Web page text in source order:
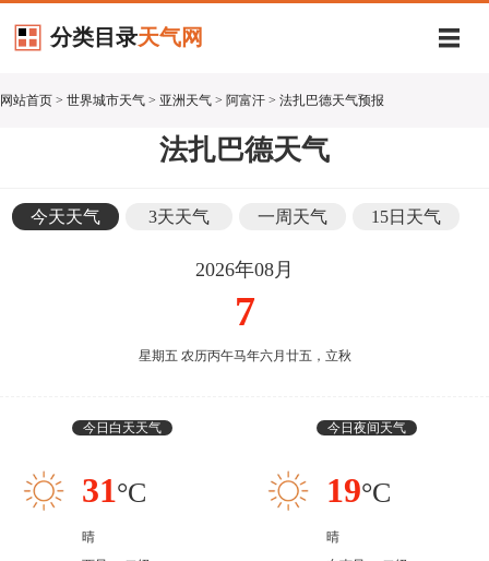
分类目录天气网
网站首页 > 世界城市天气 > 亚洲天气 > 阿富汗 > 法扎巴德天气预报
法扎巴德天气
今天天气 3天天气 一周天气 15日天气
2026年08月
7
星期五 农历丙午马年六月廿五，立秋
今日白天天气
31°C
晴
今日夜间天气
19°C
晴